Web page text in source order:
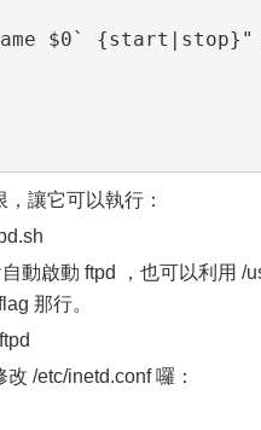
$0` {start|stop}"
讓它可以執行：
啟動 ftpd ，也可以利用 /
那行。
/etc/inetd.conf 囉：